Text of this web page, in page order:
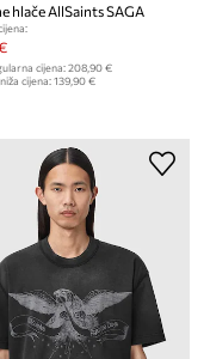
hlače AllSaints SAGA
cijena:208,90 €
cijena:139,90 €